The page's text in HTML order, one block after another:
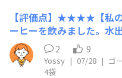
か？ ぼとぼとのまま、
す？よりおいしく飲むた
【評価点】★★★★​【私の
ーヒーを飲みました。水
ャル感があり、とても美
としたボディ感や苦味を
た。​【リピート】あり。
2 9
Yossy | 07/28 | ゴ
4袋